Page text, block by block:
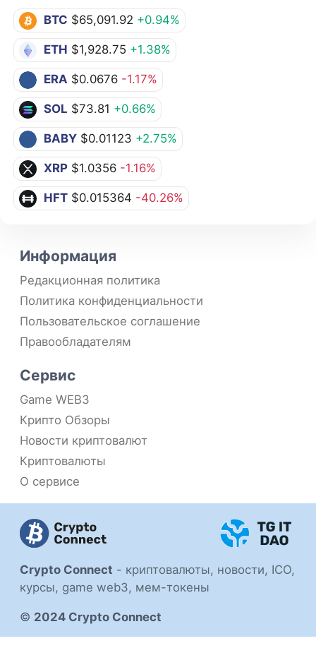
BTC $65,091.92 +0.94%
ETH $1,928.75 +1.38%
ERA $0.0676 -1.17%
SOL $73.81 +0.66%
BABY $0.01123 +2.75%
XRP $1.0356 -1.16%
HFT $0.015364 -40.26%
Crypto Connect - криптовалюты, новости, ICO,
курсы, game web3, мем-токены
© 2024 Crypto Connect
Информация
Редакционная политика
Политика конфиденциальности
Пользовательское соглашение
Правообладателям
Сервис
Game WEB3
Крипто Обзоры
Новости криптовалют
Криптовалюты
О сервисе